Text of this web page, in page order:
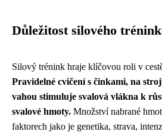
Důležitost silového
Silový trénink hraje klíčovou roli v
Pravidelné cvičení s činkami, na
vahou stimuluje svalová vlákna k
svalové hmoty. Množství nabrané
faktorech jako je genetika, strava,